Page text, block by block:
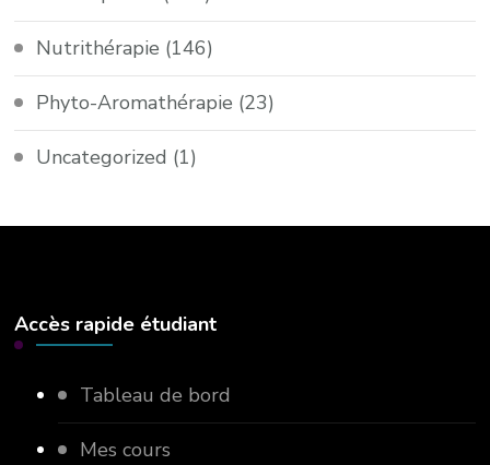
Nutrithérapie (146)
Phyto-Aromathérapie (23)
Uncategorized (1)
Accès rapide étudiant
Tableau de bord
Mes cours